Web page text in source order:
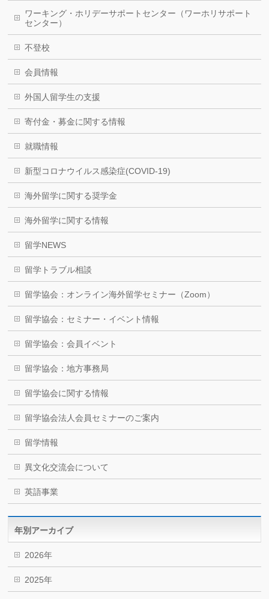
ワーキング・ホリデーサポートセンター（ワーホリサポート
センター）
不登校
会員情報
外国人留学生の支援
寄付金・募金に関する情報
就職情報
新型コロナウイルス感染症(COVID-19)
海外留学に関する奨学金
海外留学に関する情報
留学NEWS
留学トラブル相談
留学協会：オンライン海外留学セミナー（Zoom）
留学協会：セミナー・イベント情報
留学協会：会員イベント
留学協会：地方事務局
留学協会に関する情報
留学協会法人会員セミナーのご案内
留学情報
異文化交流会について
英語事業
年別アーカイブ
2026年
2025年